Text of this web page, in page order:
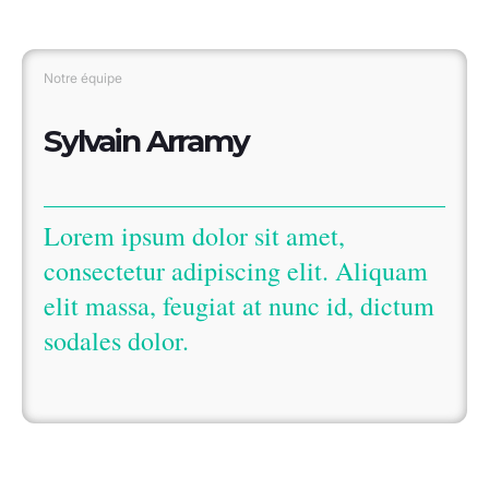
Notre équipe
Sylvain Arramy
Lorem ipsum dolor sit amet,
consectetur adipiscing elit. Aliquam
elit massa, feugiat at nunc id, dictum
sodales dolor.
Pour info...